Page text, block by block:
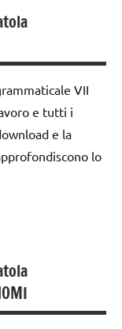
VII
e tutti i
e la
lo